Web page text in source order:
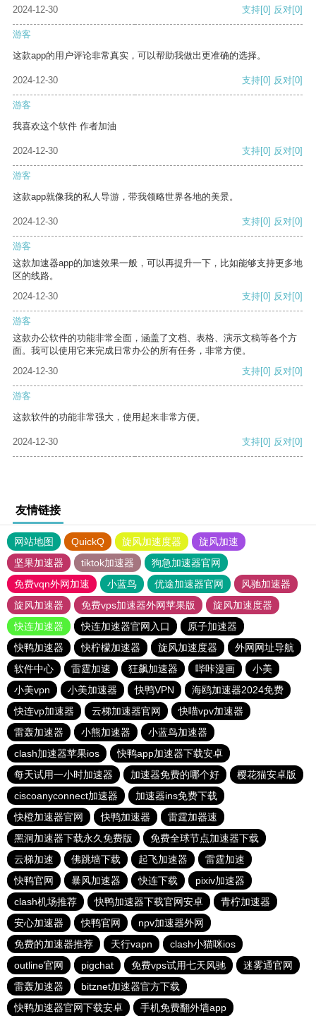
2024-12-30
支持[0] 反对[0]
游客
这款app的用户评论非常真实，可以帮助我做出更准确的选择。
2024-12-30 支持[0] 反对[0]
游客
我喜欢这个软件 作者加油
2024-12-30 支持[0] 反对[0]
游客
这款app就像我的私人导游，带我领略世界各地的美景。
2024-12-30 支持[0] 反对[0]
游客
这款加速器app的加速效果一般，可以再提升一下，比如能够支持更多地
区的线路。
2024-12-30
支持[0] 反对[0]
游客
这款办公软件的功能非常全面，涵盖了文档、表格、演示文稿等各个方
面。我可以使用它来完成日常办公的所有任务，非常方便。
2024-12-30
支持[0] 反对[0]
游客
这款软件的功能非常强大，使用起来非常方便。
2024-12-30 支持[0] 反对[0]
友情链接
网站地图 QuickQ 旋风加速度器
旋风加速
坚果加速器
tiktok加速器
狗急加速器官网
免费vqn外网加速
小蓝鸟 优途加速器官网
风驰加速器
旋风加速器
免费vps加速器外网苹果版
旋风加速度器
快连加速器
快连加速器官网入口
原子加速器
快鸭加速器
快柠檬加速器 旋风加速度器
外网网址导航
软件中心
雷霆加速 狂飙加速器 哔咔漫画
小美
小美vpn
小美加速器 快鸭VPN
海鸥加速器2024免费
快连vp加速器
云梯加速器官网
快喵vpv加速器
雷轰加速器
小熊加速器
小蓝鸟加速器
clash加速器苹果ios
快鸭app加速器下载安卓
每天试用一小时加速器
加速器免费的哪个好
樱花猫安卓版
ciscoanyconnect加速器
加速器ins免费下载
快橙加速器官网
快鸭加速器
雷霆加器速
黑洞加速器下载永久免费版
免费全球节点加速器下载
云梯加速
佛跳墙下载 起飞加速器
雷霆加速
快鸭官网
暴风加速器 快连下载
pixiv加速器
clash机场推荐
快鸭加速器下载官网安卓
青柠加速器
安心加速器
快鸭官网
npv加速器外网
免费的加速器推荐
天行vapn
clash小猫咪ios
outline官网
pigchat 免费vps试用七天风驰
迷雾通官网
雷轰加速器
bitznet加速器官方下载
快鸭加速器官网下载安卓
手机免费翻外墙app